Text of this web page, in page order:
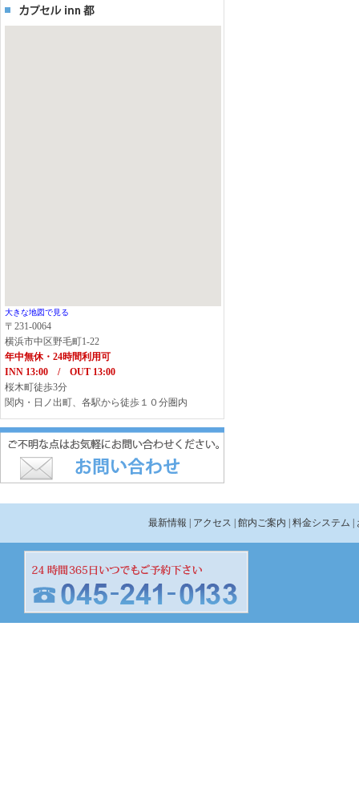
大きな地図で見る
〒231-0064
横浜市中区野毛町1-22
年中無休・24時間利用可
INN 13:00 / OUT 13:00
桜木町徒歩3分
関内・日ノ出町、各駅から徒歩１０分圏内
最新情報 | アクセス | 館内ご案内 | 料金システム